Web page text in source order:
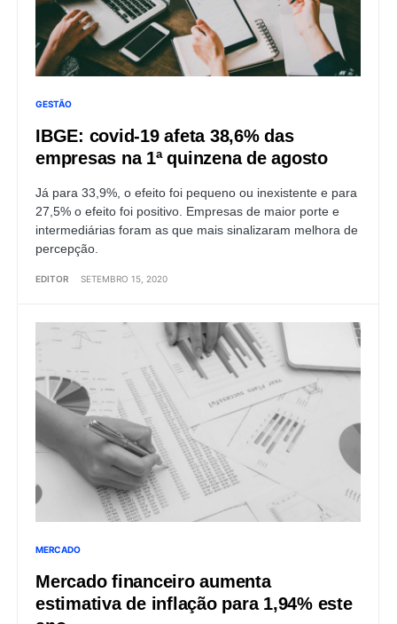
GESTÃO
IBGE: covid-19 afeta 38,6% das
empresas na 1ª quinzena de agosto
Já para 33,9%, o efeito foi pequeno ou inexistente e para
27,5% o efeito foi positivo. Empresas de maior porte e
intermediárias foram as que mais sinalizaram melhora de
percepção.
EDITOR SETEMBRO 15, 2020
MERCADO
Mercado financeiro aumenta
estimativa de inflação para 1,94% este